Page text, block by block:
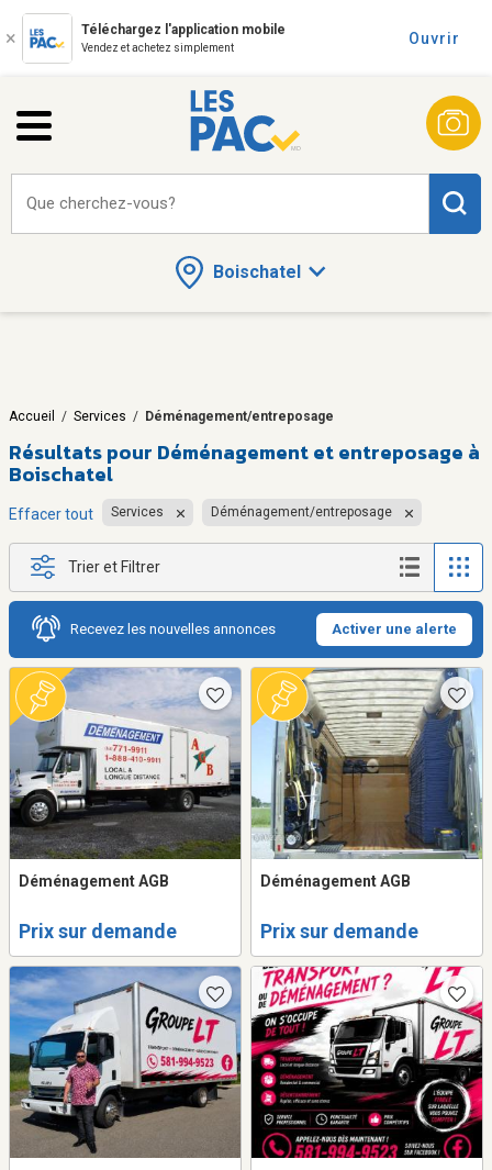
Téléchargez l'application mobile
Vendez et achetez simplement
Ouvrir
Boischatel
Que cherchez-vous?
Accueil / Services / Déménagement/entreposage
Résultats pour Déménagement et entreposage à
Boischatel
Effacer tout Services Déménagement/entreposage
Trier et Filtrer
Recevez les nouvelles annonces Activer une alerte
Déménagement AGB
Prix sur demande
Déménagement AGB
Prix sur demande